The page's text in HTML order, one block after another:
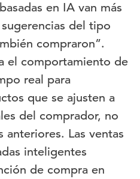
en IA van más
del tipo
compraron”.
el comportamiento de
real para
que se ajusten a
del comprador, no
anteriores. Las ventas
inteligentes
de compra en